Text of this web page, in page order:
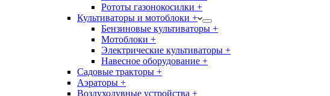
Рототы газонокосилки +
Культиваторы и мотоблоки +
Бензиновые культиваторы +
Мотоблоки +
Электрические культиваторы +
Навесное оборудование +
Садовые тракторы +
Аэраторы +
Воздуходувные устройства +